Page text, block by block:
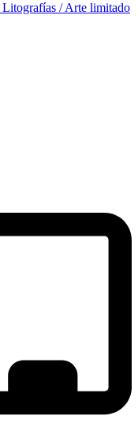
Litografías / Arte limitado